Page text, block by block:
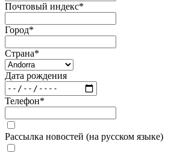
Почтовый индекс*
Город*
Страна*
Дата рождения
Телефон*
Рассылка новостей (на русском языке)